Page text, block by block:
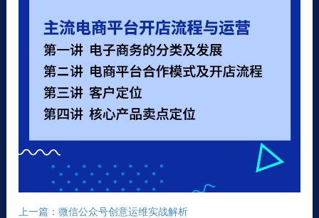
上一篇：微信公众号创意运维实战解析